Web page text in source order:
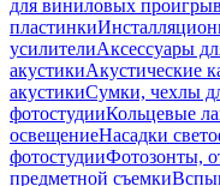
для виниловых
пластинки
усилителиАксессуары
акустикиАкустические
акустикиСумки, чехлы
фотостудииКольцевые
освещениеНасадки
фотостудииФотозонты,
предметной съемки